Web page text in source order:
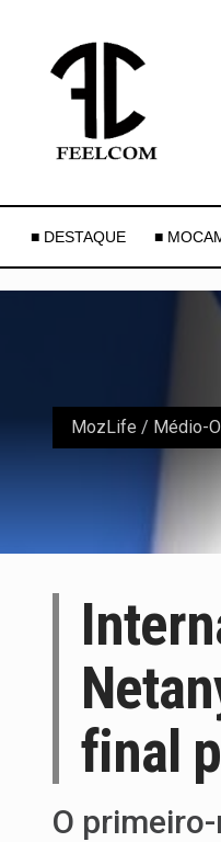
■ DESTAQUE ■
MozLife / Médio-
final
O